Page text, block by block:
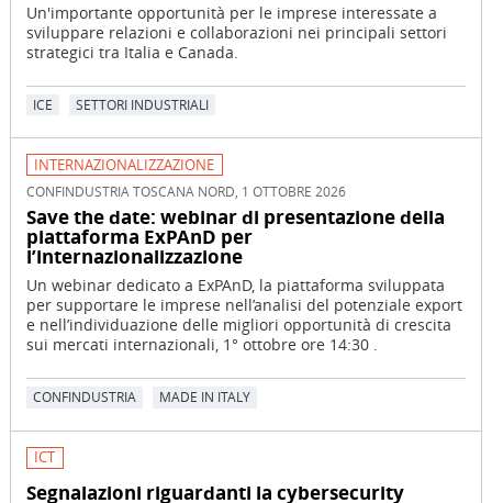
Un'importante opportunità per le imprese interessate a
sviluppare relazioni e collaborazioni nei principali settori
strategici tra Italia e Canada.
ICE SETTORI INDUSTRIALI
INTERNAZIONALIZZAZIONE
CONFINDUSTRIA TOSCANA NORD, 1 OTTOBRE 2026
Save the date: webinar di presentazione della
piattaforma ExPAnD per
l’internazionalizzazione
Un webinar dedicato a ExPAnD, la piattaforma sviluppata
per supportare le imprese nell’analisi del potenziale export
e nell’individuazione delle migliori opportunità di crescita
sui mercati internazionali, 1° ottobre ore 14:30 .
CONFINDUSTRIA MADE IN ITALY
ICT
Segnalazioni riguardanti la cybersecurity